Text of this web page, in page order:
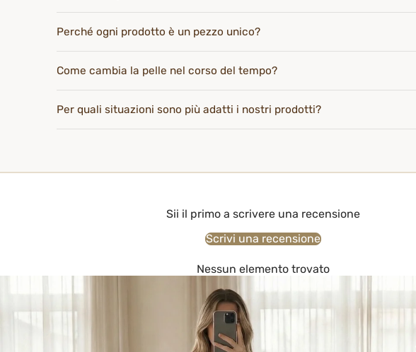
Perché ogni prodotto è un pezzo unico?
Come cambia la pelle nel corso del tempo?
Per quali situazioni sono più adatti i nostri prodotti?
Sii il primo a scrivere una recensione
Scrivi una recensione
Nessun elemento trovato